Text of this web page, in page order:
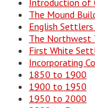
The Mound
English
The Northwest
First White
Incorporating
1850 to 1900
1900 to 1950
1950 to 2000